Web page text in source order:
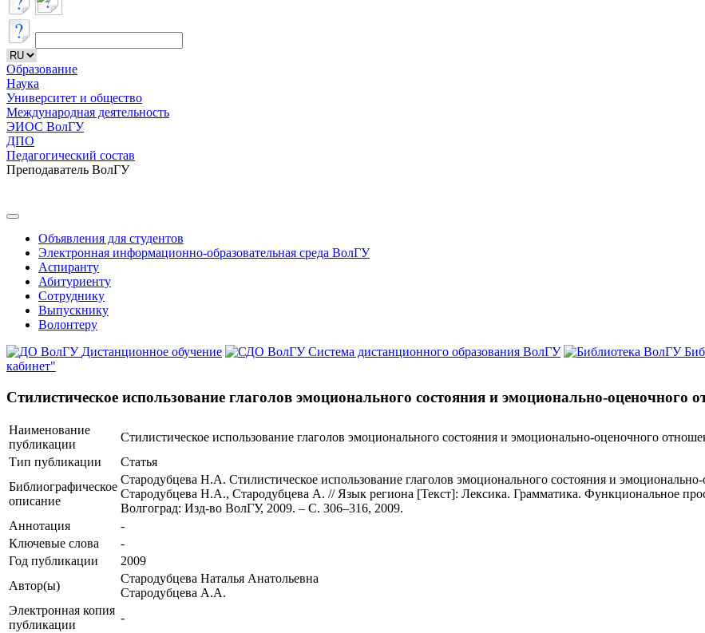
Образование
Наука
Университет и общество
Международная деятельность
ЭИОС ВолГУ
ДПО
Педагогический состав
Преподаватель ВолГУ
Объявления для студентов
Электронная информационно-образовательная среда ВолГУ
Аспиранту
Абитуриенту
Сотруднику
Выпускнику
Волонтеру
Дистанционное обучение
Система дистанционного образования ВолГУ
кабинет"
Стилистическое использование глаголов эмоционального состояния и эмоционально-
Наименование
публикации
Стилистическое использование глаголов эмоционального состояния и эмоционально-оценочного
Тип публикации
Статья
Библиографическое
описание
Стародубцева Н.А. Стилистическое использование глаголов эмоционального состояния и
Стародубцева Н.А., Стародубцева А. // Язык региона [Текст]: Лексика. Грамматика. Функциональное
Волгоград: Изд-во ВолГУ, 2009. – С. 306–316, 2009.
Аннотация
-
Ключевые cлова
-
Год публикации
2009
Автор(ы)
Стародубцева Наталья Анатольевна
Стародубцева А.А.
Электронная копия
публикации
-